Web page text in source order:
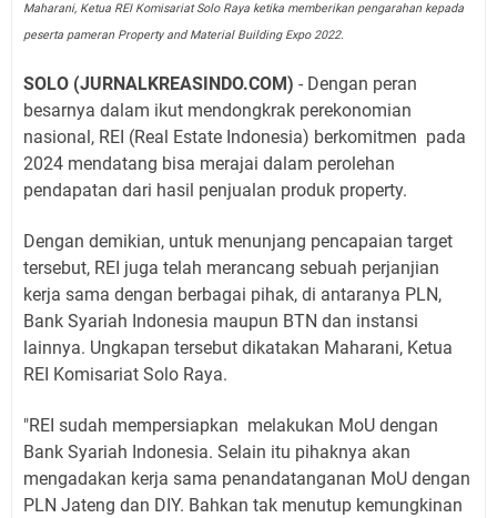
Maharani, Ketua REI Komisariat Solo Raya ketika memberikan pengarahan kepada
peserta pameran Property and Material Building Expo 2022.
SOLO (JURNALKREASINDO.COM) - Dengan peran
besarnya dalam ikut mendongkrak perekonomian
nasional, REI (Real Estate Indonesia) berkomitmen pada
2024 mendatang bisa merajai dalam perolehan
pendapatan dari hasil penjualan produk property.
Dengan demikian, untuk menunjang pencapaian target
tersebut, REI juga telah merancang sebuah perjanjian
kerja sama dengan berbagai pihak, di antaranya PLN,
Bank Syariah Indonesia maupun BTN dan instansi
lainnya. Ungkapan tersebut dikatakan Maharani, Ketua
REI Komisariat Solo Raya.
"REI sudah mempersiapkan melakukan MoU dengan
Bank Syariah Indonesia. Selain itu pihaknya akan
mengadakan kerja sama penandatanganan MoU dengan
PLN Jateng dan DIY. Bahkan tak menutup kemungkinan